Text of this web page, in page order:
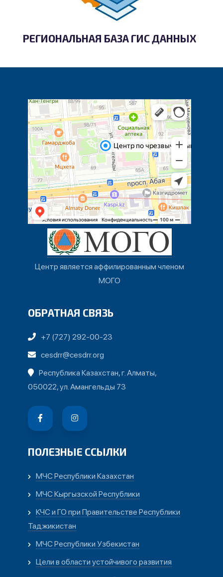
РЕГИОНАЛЬНАЯ БАЗА ГИС ДАННЫХ
Центр является аффилированным членом
МОГО
ОБРАТНАЯ СВЯЗЬ
+7 (727) 292-00-23
cesdrr@cesdrr.org
Республика Казахстан, г. Алматы,
050022, ул. Амангельды 73
ПОЛЕЗНЫЕ ССЫЛКИ
МЧС Республики Казахстан
МЧС Кыргызской Республики
КЧС и ГО при Правительстве Республики
Таджикистан
МЧС Республики Узбекистан
Цели в области устойчивого развития